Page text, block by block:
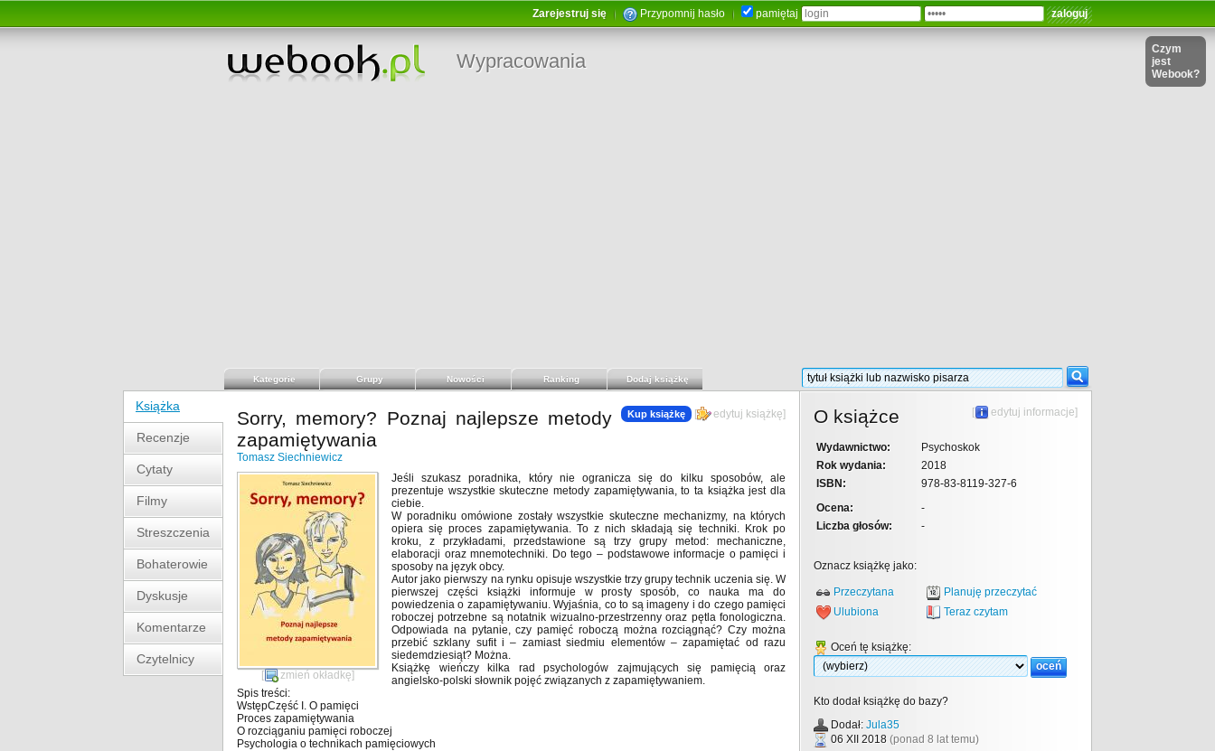
Zarejestruj się Przypomnij hasło pamiętaj
Wypracowania
Czym
jest
Webook?
Kategorie Grupy Nowości Ranking Dodaj książkę
Książka
Recenzje
Cytaty
Filmy
Streszczenia
Bohaterowie
Dyskusje
Komentarze
Czytelnicy
Kup książkę [ edytuj książkę]
Sorry, memory? Poznaj najlepsze metody
zapamiętywania
Tomasz Siechniewicz
[ zmień okładkę]
Jeśli szukasz poradnika, który nie ogranicza się do kilku sposobów, ale
prezentuje wszystkie skuteczne metody zapamiętywania, to ta książka jest dla
ciebie.
W poradniku omówione zostały wszystkie skuteczne mechanizmy, na których
opiera się proces zapamiętywania. To z nich składają się techniki. Krok po
kroku, z przykładami, przedstawione są trzy grupy metod: mechaniczne,
elaboracji oraz mnemotechniki. Do tego – podstawowe informacje o pamięci i
sposoby na język obcy.
Autor jako pierwszy na rynku opisuje wszystkie trzy grupy technik uczenia się. W
pierwszej części książki informuje w prosty sposób, co nauka ma do
powiedzenia o zapamiętywaniu. Wyjaśnia, co to są imageny i do czego pamięci
roboczej potrzebne są notatnik wizualno-przestrzenny oraz pętla fonologiczna.
Odpowiada na pytanie, czy pamięć roboczą można rozciągnąć? Czy można
przebić szklany sufit i – zamiast siedmiu elementów – zapamiętać od razu
siedemdziesiąt? Można.
Książkę wieńczy kilka rad psychologów zajmujących się pamięcią oraz
angielsko-polski słownik pojęć związanych z zapamiętywaniem.
Spis treści:
WstępCzęść I. O pamięci
Proces zapamiętywania
O rozciąganiu pamięci roboczej
Psychologia o technikach pamięciowych
[ edytuj informacje]
O książce
Wydawnictwo:
Psychoskok
Rok wydania:
2018
ISBN:
978-83-8119-327-6
Ocena:
-
Liczba głosów:
-
Oznacz książkę jako:
Przeczytana
Planuję przeczytać
Ulubiona
Teraz czytam
Oceń tę książkę:
Kto dodał książkę do bazy?
Dodał: Jula35
06 XII 2018 (ponad 8 lat temu)